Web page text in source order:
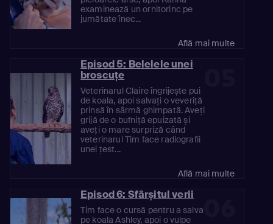
examinează un ornitorinc pe
jumătate înec...
Află mai multe
Episod 5: Belelele unei
broscuțe
Veterinarul Claire îngrijește pui
de koala, apoi salvați o veveriță
prinsă în sârmă ghimpată. Aveți
grijă de o bufniță epuizată și
aveți o mare surpriză când
veterinarul Tim face radiografii
unei țest...
Află mai multe
06
Episod 6: Sfârșitul verii
Tim face o cursă pentru a salva
pe koala Ashley, apoi o vulpe